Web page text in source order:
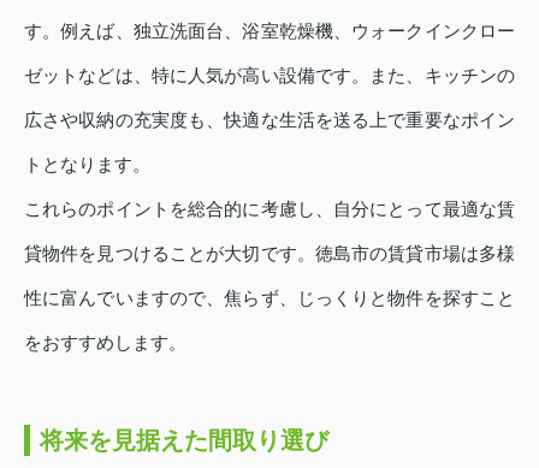
す。例えば、独立洗面台、浴室乾燥機、ウォークインクロー
ゼットなどは、特に人気が高い設備です。また、キッチンの
広さや収納の充実度も、快適な生活を送る上で重要なポイン
トとなります。
これらのポイントを総合的に考慮し、自分にとって最適な賃
貸物件を見つけることが大切です。徳島市の賃貸市場は多様
性に富んでいますので、焦らず、じっくりと物件を探すこと
をおすすめします。
将来を見据えた間取り選び